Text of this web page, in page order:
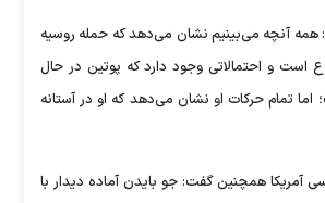
همه آنچه می‌بینیم نشان می‌دهد که حمله روسیه
است و احتمالاتی وجود دارد که پوتین در حال
تمام حرکات او نشان می‌دهد که او در آستانه
آمریکا همچنین گفت: جو بایدن آماده دیدار با